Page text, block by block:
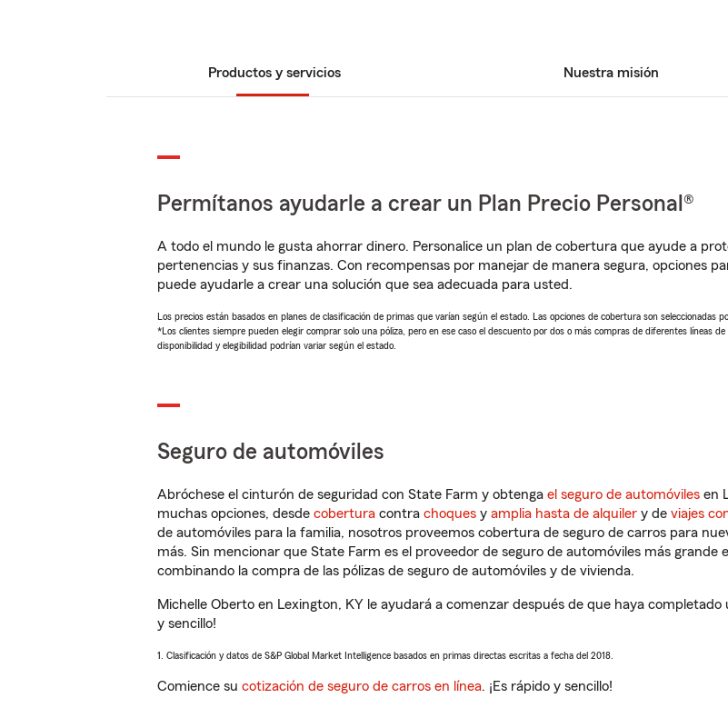
Productos y servicios Nuestra misión
Permítanos ayudarle a crear un Plan Precio Personal®
A todo el mundo le gusta ahorrar dinero. Personalice un plan de cobertura que ayude a
pertenencias y sus finanzas. Con recompensas por manejar de manera segura, opciones
puede ayudarle a crear una solución que sea adecuada para usted.
Los precios están basados en planes de clasificación de primas que varían según el estado. Las opciones de cobertura son seleccionadas
*Los clientes siempre pueden elegir comprar solo una póliza, pero en ese caso el descuento por dos o más compras de diferentes líneas
disponibilidad y elegibilidad podrían variar según el estado.
Seguro de automóviles
Abróchese el cinturón de seguridad con State Farm y obtenga el seguro de automóviles en
muchas opciones, desde cobertura contra choques y amplia hasta de alquiler y de viajes
de automóviles para la familia, nosotros proveemos cobertura de seguro de carros para
más. Sin mencionar que State Farm es el proveedor de seguro de automóviles más grande
combinando la compra de las pólizas de seguro de automóviles y de vivienda.
Michelle Oberto en Lexington, KY le ayudará a comenzar después de que haya
y sencillo!
1. Clasificación y datos de S&P Global Market Intelligence basados en primas directas escritas a fecha del 2018.
Comience su cotización de seguro de carros en línea. ¡Es rápido y sencillo!